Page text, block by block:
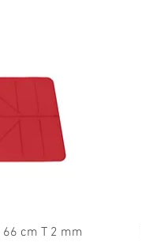
66 cm T 2 mm